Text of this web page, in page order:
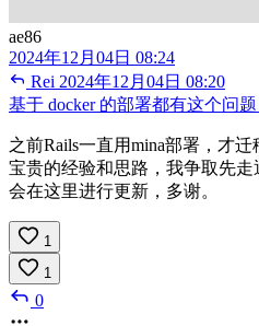
ae86
2024年12月04日 08:24
Rei 2024年12月04日 08:20
基于 docker 的部署都有这个问题
之前Rails一直用mina部署，才
宝贵的经验和思路，我争取先
会在这里进行更新，多谢。
1
1
0